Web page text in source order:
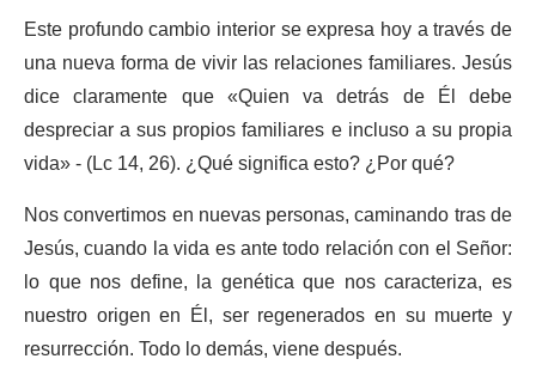
Este profundo cambio interior se expresa hoy a través de
una nueva forma de vivir las relaciones familiares. Jesús
dice claramente que «Quien va detrás de Él debe
despreciar a sus propios familiares e incluso a su propia
vida» - (Lc 14, 26). ¿Qué significa esto? ¿Por qué?
Nos convertimos en nuevas personas, caminando tras de
Jesús, cuando la vida es ante todo relación con el Señor:
lo que nos define, la genética que nos caracteriza, es
nuestro origen en Él, ser regenerados en su muerte y
resurrección. Todo lo demás, viene después.